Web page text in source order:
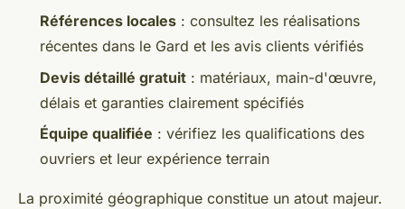
Références locales : consultez les réalisations
récentes dans le Gard et les avis clients vérifiés
Devis détaillé gratuit : matériaux, main-d'œuvre,
délais et garanties clairement spécifiés
Équipe qualifiée : vérifiez les qualifications des
ouvriers et leur expérience terrain
La proximité géographique constitue un atout majeur.